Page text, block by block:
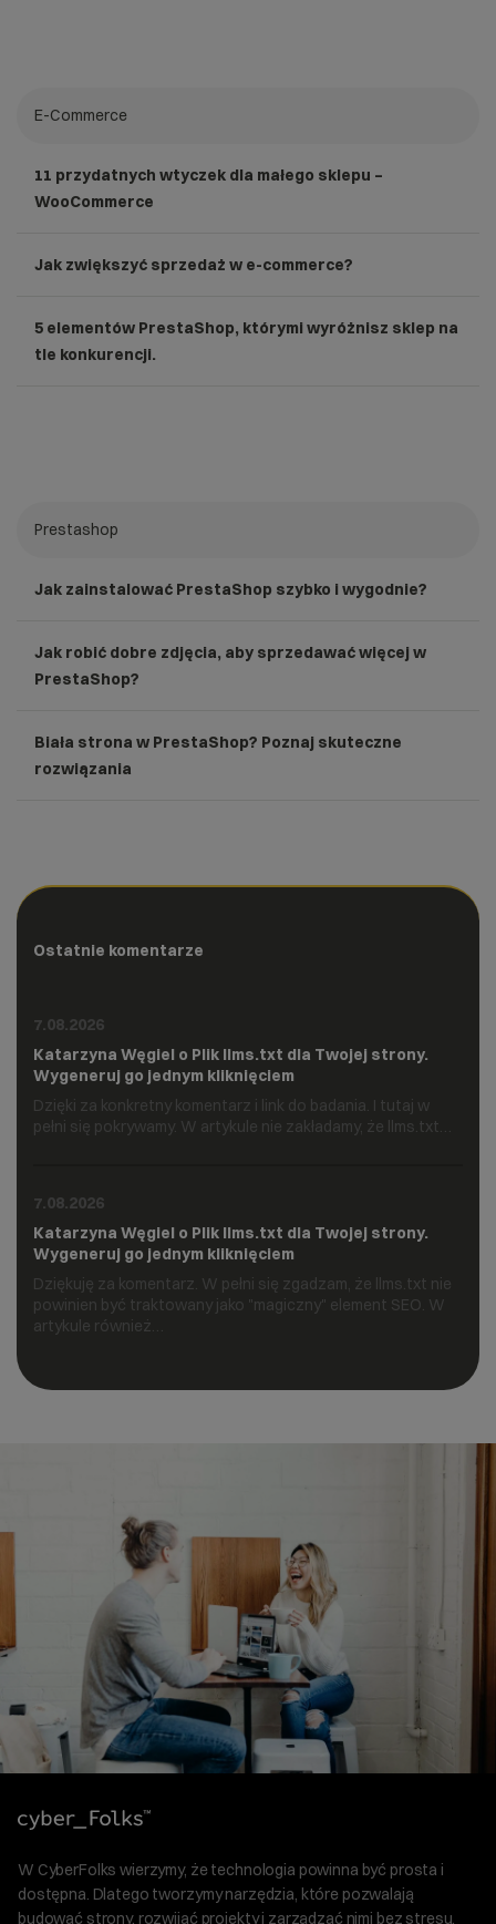
E-Commerce
11 przydatnych wtyczek dla małego sklepu –
WooCommerce
Jak zwiększyć sprzedaż w e-commerce?
5 elementów PrestaShop, którymi wyróżnisz sklep na
tle konkurencji.
Prestashop
Jak zainstalować PrestaShop szybko i wygodnie?
Jak robić dobre zdjęcia, aby sprzedawać więcej w
PrestaShop?
Biała strona w PrestaShop? Poznaj skuteczne
rozwiązania
Ostatnie komentarze
7.08.2026
Katarzyna Węgiel o Plik llms.txt dla Twojej strony.
Wygeneruj go jednym kliknięciem
Dzięki za konkretny komentarz i link do badania. I tutaj w
pełni się pokrywamy. W artykule nie zakładamy, że llms.txt…
7.08.2026
Katarzyna Węgiel o Plik llms.txt dla Twojej strony.
Wygeneruj go jednym kliknięciem
Dziękuję za komentarz. W pełni się zgadzam, że llms.txt nie
powinien być traktowany jako "magiczny" element SEO. W
artykule również…
W CyberFolks wierzymy, że technologia powinna być prosta i
dostępna. Dlatego tworzymy narzędzia, które pozwalają
budować strony, rozwijać projekty i zarządzać nimi bez stresu.